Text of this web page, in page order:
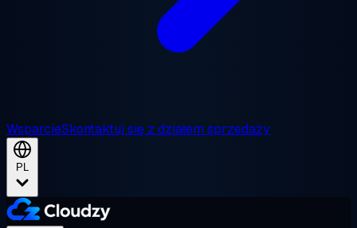
WsparcieSkontaktuj się z działem sprzedaży
PL